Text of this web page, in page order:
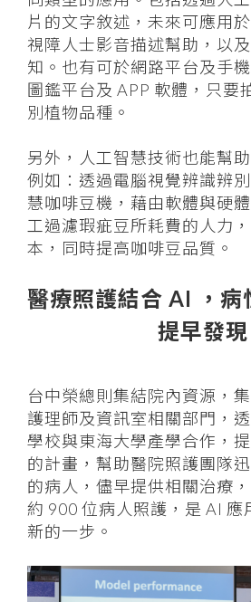
片的文字敘述，未來可應用
視障人士影音描述幫助，以
知。也有可於網路平台及手
圖鑑平台及 APP 軟體，只要
別植物品種。
另外，人工智慧技術也能幫
例如：透過電腦視覺辨識辨
慧咖啡豆機，藉由軟體與硬
工過濾瑕疵豆所耗費的人力
本，同時提高咖啡豆品質。
醫療照護結合 AI ，病
提早發現
台中榮總則集結院內資源，
護理師及資訊室相關部門，
學校與東海大學產學合作，
的計畫，幫助醫院照護團隊
的病人，儘早提供相關治療
約 900 位病人照護，是 AI 應
新的一步。